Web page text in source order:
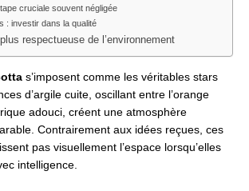
cruciale souvent négligée
: investir dans la qualité
respectueuse de l’environnement
s’imposent comme les véritables stars
d’argile cuite, oscillant entre l’orange
adouci, créent une atmosphère
Contrairement aux idées reçues, ces
pas visuellement l’espace lorsqu’elles
intelligence.